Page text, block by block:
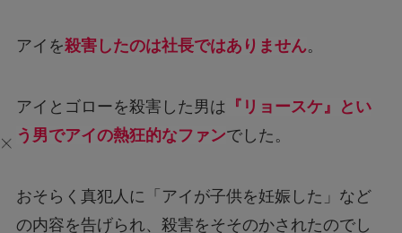
アイを殺害したのは社長ではありません。
アイとゴローを殺害した男は 『リョースケ』とい
う男でアイの熱狂的なファンでした。
おそらく真犯人に「アイが子供を妊娠した」など
の内容を告げられ、殺害をそそのかされたのでし